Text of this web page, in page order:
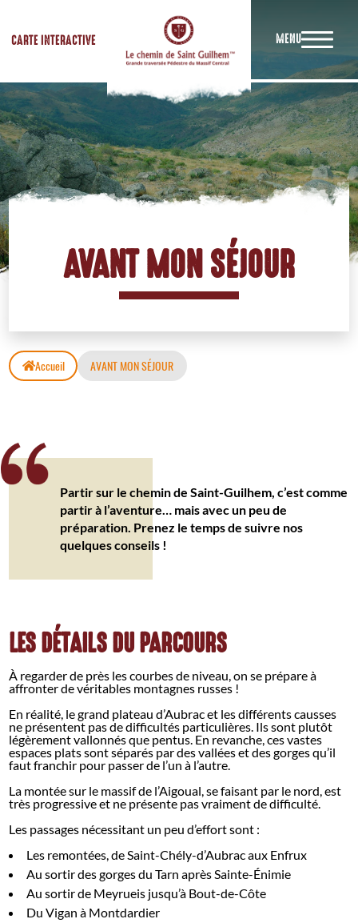
CARTE INTERACTIVE MENU
AVANT MON SÉJOUR
Accueil AVANT MON SÉJOUR
Partir sur le chemin de Saint-Guilhem, c’est comme
partir à l’aventure… mais avec un peu de
préparation. Prenez le temps de suivre nos
quelques conseils !
LES DÉTAILS DU PARCOURS
À regarder de près les courbes de niveau, on se prépare à
affronter de véritables montagnes russes !
En réalité, le grand plateau d’Aubrac et les différents causses
ne présentent pas de difficultés particulières. Ils sont plutôt
légèrement vallonnés que pentus. En revanche, ces vastes
espaces plats sont séparés par des vallées et des gorges qu’il
faut franchir pour passer de l’un à l’autre.
La montée sur le massif de l’Aigoual, se faisant par le nord, est
très progressive et ne présente pas vraiment de difficulté.
Les passages nécessitant un peu d’effort sont :
Les remontées, de Saint-Chély-d’Aubrac aux Enfrux
Au sortir des gorges du Tarn après Sainte-Énimie
Au sortir de Meyrueis jusqu’à Bout-de-Côte
Du Vigan à Montdardier